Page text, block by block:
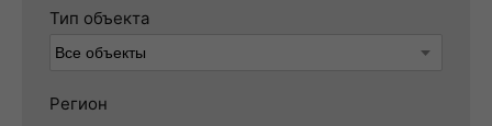
Тип объекта
Регион